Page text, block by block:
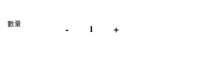
數量 - +